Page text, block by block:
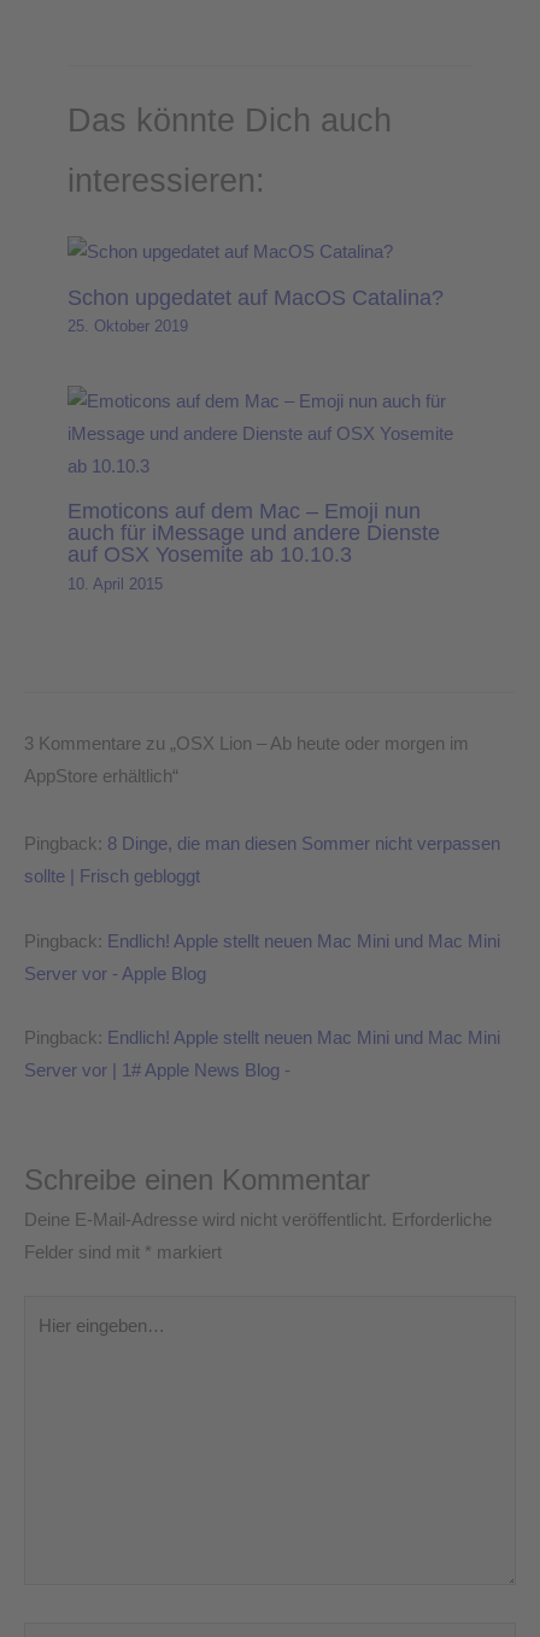
Das könnte Dich auch
interessieren:
Schon upgedatet auf MacOS Catalina?
25. Oktober 2019
Emoticons auf dem Mac – Emoji nun
auch für iMessage und andere Dienste
auf OSX Yosemite ab 10.10.3
10. April 2015
3 Kommentare zu „OSX Lion – Ab heute oder morgen im
AppStore erhältlich“
Pingback: 8 Dinge, die man diesen Sommer nicht verpassen
sollte | Frisch gebloggt
Pingback: Endlich! Apple stellt neuen Mac Mini und Mac Mini
Server vor - Apple Blog
Pingback: Endlich! Apple stellt neuen Mac Mini und Mac Mini
Server vor | 1# Apple News Blog -
Schreibe einen Kommentar
Deine E-Mail-Adresse wird nicht veröffentlicht. Erforderliche
Felder sind mit * markiert